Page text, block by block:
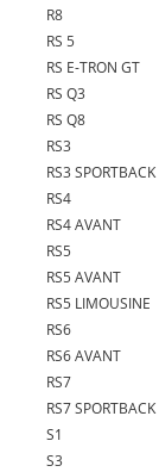
R8
RS 5
RS E-TRON GT
RS Q3
RS Q8
RS3
RS3 SPORTBACK
RS4
RS4 AVANT
RS5
RS5 AVANT
RS5 LIMOUSINE
RS6
RS6 AVANT
RS7
RS7 SPORTBACK
S1
S3